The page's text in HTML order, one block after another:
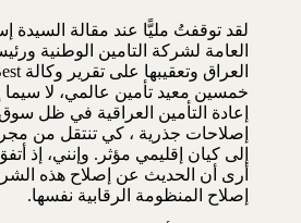
لقد توقفتُ مليًّا عند مقالة السيدة
العامة لشركة التامين الوطنية
خمسين معيد تأمين عالمي، لا سيما
إعادة التأمين العراقية في ظل
إصلاحات جذرية ، كي تنتقل من
إلى كيان إقليمي مؤثر. وإنني، إذ
أرى أن الحديث عن إصلاح هذه
إصلاح المنظومة الرقابية نفسها.